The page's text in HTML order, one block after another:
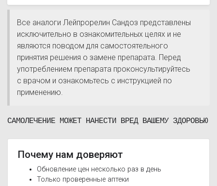
Все аналоги Лейпрорелин Сандоз представлены
исключительно в ознакомительных целях и не
являются поводом для самостоятельного
принятия решения о замене препарата. Перед
употреблением препарата проконсультируйтесь
с врачом и ознакомьтесь с инструкцией по
применению.
САМОЛЕЧЕНИЕ МОЖЕТ НАНЕСТИ ВРЕД ВАШЕМУ ЗДОРОВЬЮ
Почему нам доверяют
Обновление цен несколько раз в день
Только проверенные аптеки